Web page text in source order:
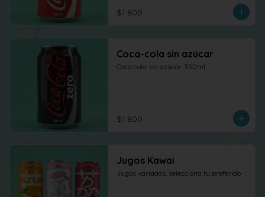
$1.800
Coca-cola sin azúcar
Coca cola sin azúcar 350ml
$1.800
Jugos Kawai
Jugos variados, selecciona tu preferido